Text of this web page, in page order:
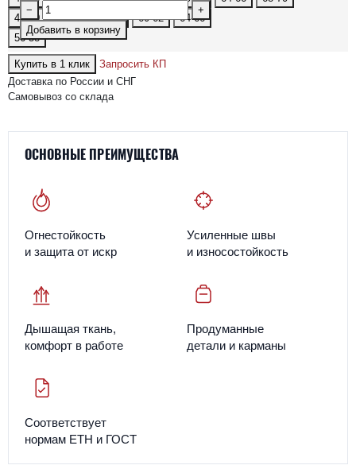
48-50
52-54 56-58 60-62
64-66
56-58
−
+
Добавить в корзину
Купить в 1 клик
Запросить КП
Доставка по России и СНГ
Самовывоз со склада
ОСНОВНЫЕ ПРЕИМУЩЕСТВА
Огнестойкость
и защита от искр
Усиленные швы
и износостойкость
Дышащая ткань,
комфорт в работе
Продуманные
детали и карманы
Соответствует
нормам ЕТН и ГОСТ